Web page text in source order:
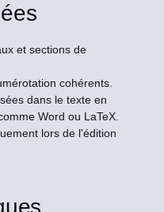
et sections de
cohérents.
dans le texte en
Word ou LaTeX.
lors de l'édition